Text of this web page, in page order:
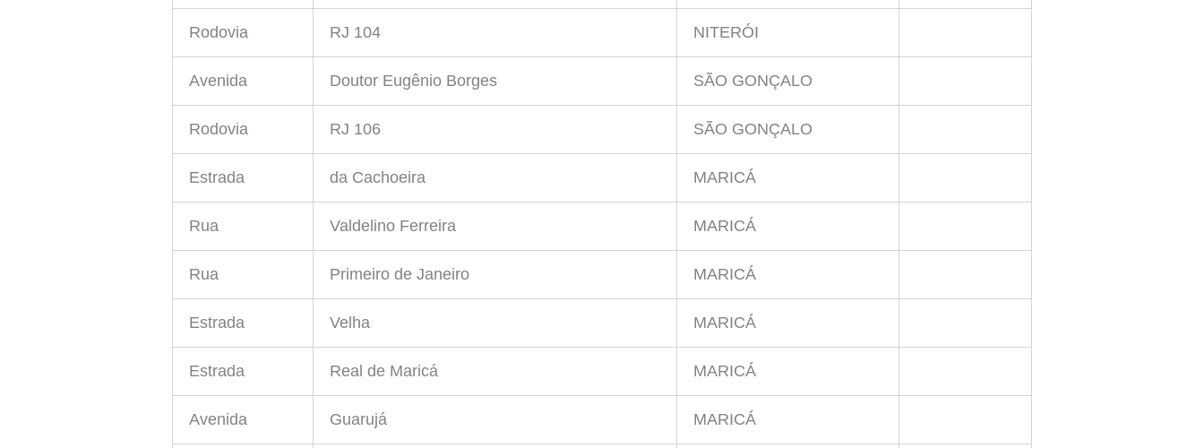
Rodovia RJ 104 NITERÓI
Avenida Doutor Eugênio Borges SÃO GONÇALO
Rodovia RJ 106 SÃO GONÇALO
Estrada da Cachoeira MARICÁ
Rua Valdelino Ferreira MARICÁ
Rua Primeiro de Janeiro MARICÁ
Estrada Velha MARICÁ
Estrada Real de Maricá MARICÁ
Avenida Guarujá MARICÁ